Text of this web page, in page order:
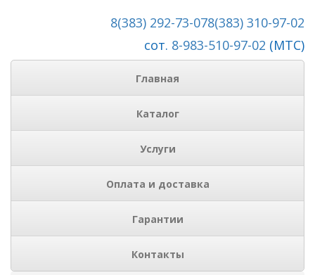
8(383) 310-97-02
8(383) 292-73-07
сот. 8-983-510-97-02 (МТС)
Главная
Каталог
Услуги
Оплата и доставка
Гарантии
Контакты